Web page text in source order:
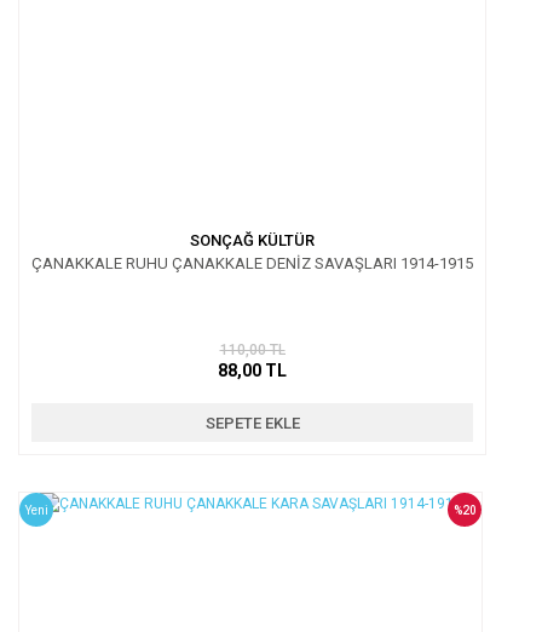
SONÇAĞ KÜLTÜR
ÇANAKKALE RUHU ÇANAKKALE DENİZ SAVAŞLARI 1914-1915
110,00 TL
88,00 TL
SEPETE EKLE
Yeni %20